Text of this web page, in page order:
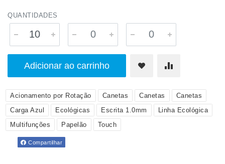
QUANTIDADES
Adicionar ao carrinho
Acionamento por Rotação Canetas Canetas
Canetas
Carga Azul
Ecológicas Escrita 1.0mm
Linha Ecológica
Multifunções
Papelão Touch
Compartilhar